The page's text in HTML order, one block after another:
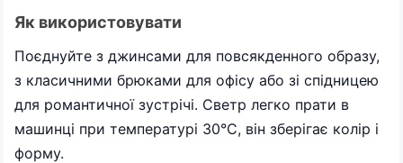
Як використовувати
Поєднуйте з джинсами для повсякденного образу,
з класичними брюками для офісу або зі спідницею
для романтичної зустрічі. Светр легко прати в
машинці при температурі 30°C, він зберігає колір і
форму.